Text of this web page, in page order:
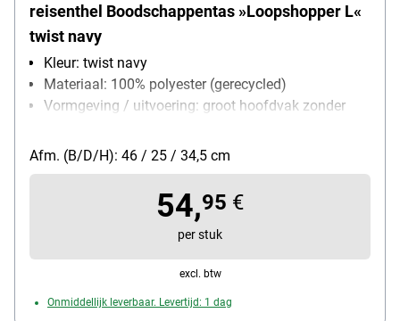
reisenthel Boodschappentas »Loopshopper L«
twist navy
Kleur: twist navy
Materiaal: 100% polyester (gerecycled)
Vormgeving / uitvoering: groot hoofdvak zonder
steekvakken aan de buitenkant / stevige bodem
met pootjes voor stabiliteit en bescherming tegen
Afm. (B/D/H): 46 / 25 / 34,5 cm
54,95 €
per stuk
excl. btw
Onmiddellijk leverbaar. Levertijd: 1 dag